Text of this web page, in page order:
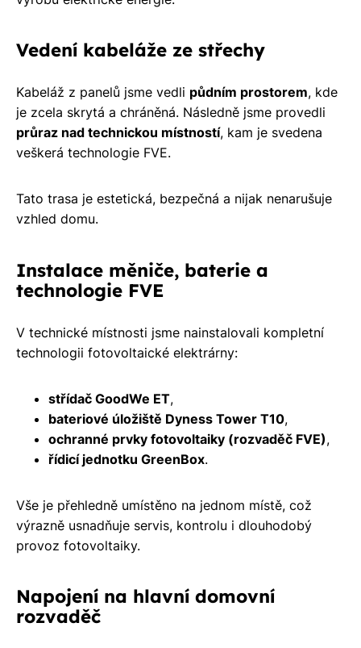
Vedení kabeláže ze střechy
Kabeláž z panelů jsme vedli půdním prostorem, kde
je zcela skrytá a chráněná. Následně jsme provedli
průraz nad technickou místností, kam je svedena
veškerá technologie FVE.
Tato trasa je estetická, bezpečná a nijak nenarušuje
vzhled domu.
Instalace měniče, baterie a
technologie FVE
V technické místnosti jsme nainstalovali kompletní
technologii fotovoltaické elektrárny:
střídač GoodWe ET,
bateriové úložiště Dyness Tower T10,
ochranné prvky fotovoltaiky (rozvaděč FVE),
řídicí jednotku GreenBox.
Vše je přehledně umístěno na jednom místě, což
výrazně usnadňuje servis, kontrolu i dlouhodobý
provoz fotovoltaiky.
Napojení na hlavní domovní
rozvaděč